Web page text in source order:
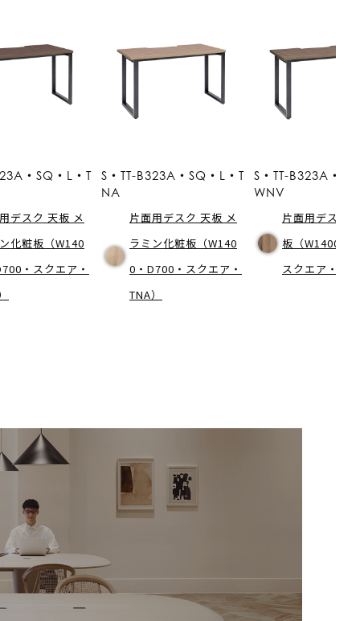
・SQ・L・T
デスク 天板 メ
化粧板（W140
・スクエア・
S・TT-B323A・SQ・L・T
NA
片面用デスク 天板 メ
ラミン化粧板（W140
0・D700・スクエア・
TNA）
S・TT-B323A・
WNV
片面用デスク
板（W1400・
スクエア・